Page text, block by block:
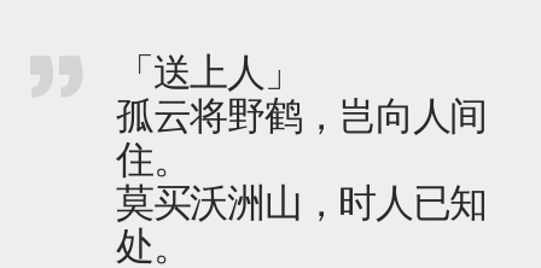
「送上人」
孤云将野鹤，岂向人间
住。
莫买沃洲山，时人已知
处。